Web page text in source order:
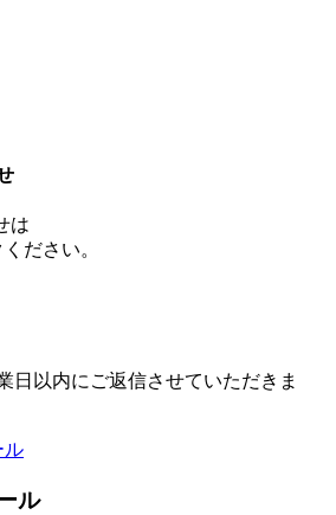
は
ださい。
日以内にご返信させていただきま
ル